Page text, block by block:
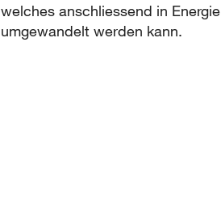
welches anschliessend in Energie
umgewandelt werden kann.